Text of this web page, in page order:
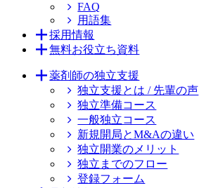
FAQ
用語集
採用情報
無料お役立ち資料
薬剤師の独立支援
独立支援とは / 先輩の声
独立準備コース
一般独立コース
新規開局とM&Aの違い
独立開業のメリット
独立までのフロー
登録フォーム